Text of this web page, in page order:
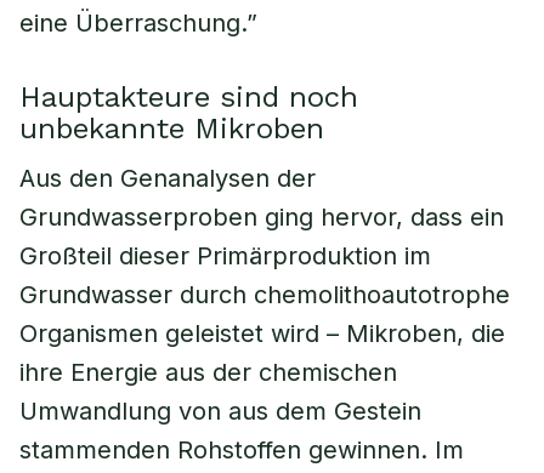
eine Überraschung.”
Hauptakteure sind noch
unbekannte Mikroben
Aus den Genanalysen der
Grundwasserproben ging hervor, dass ein
Großteil dieser Primärproduktion im
Grundwasser durch chemolithoautotrophe
Organismen geleistet wird – Mikroben, die
ihre Energie aus der chemischen
Umwandlung von aus dem Gestein
stammenden Rohstoffen gewinnen. Im